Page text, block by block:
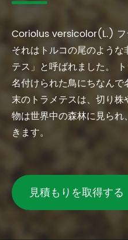
Coriolus versicolor(L.) フ
それはトルコの尾のよう
テス」と呼ばれました。
名付けられた鳥にちなん
末のトラメテスは、切り
物は世界中の森林に見ら
きます。
見積もりを取得する